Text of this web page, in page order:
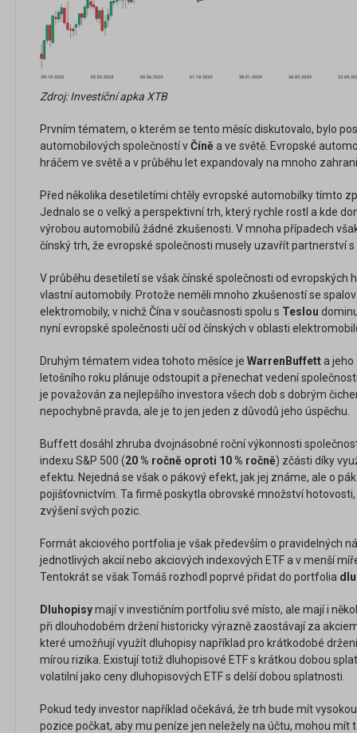
Zdroj: Investiční apka XTB
Prvním tématem, o kterém se tento měsíc diskutovalo, bylo
automobilových společností vČíněa ve světě. Evropské
hráčem ve světě a v průběhu let expandovaly na mnoho
Před několika desetiletími chtěly evropské automobilky tímto
Jednalo se o velký a perspektivní trh, který rychle rostl a kde
výrobou automobilů žádné zkušenosti. V mnoha případech
čínský trh, že evropské společnosti musely uzavřít partnerství
V průběhu desetiletí se však čínské společnosti od evropských
vlastní automobily. Protože neměli mnoho zkušeností se
elektromobily, v nichž Čína v současnosti spolu s Teslou
nyní evropské společnosti učí od čínských v oblasti
Druhým tématem videa tohoto měsíce je WarrenBuffetta jeho
letošního roku plánuje odstoupit a přenechat vedení
je považován za nejlepšího investora všech dob s dobrým
nepochybně pravda, ale je to jen jeden z důvodů jeho úspěchu.
Buffett dosáhl zhruba dvojnásobné roční výkonnosti
indexu S&P 500 (20 % ročně oproti 10 % ročně) zčásti díky
efektu. Nejedná se však o pákový efekt, jak jej známe, ale o
pojišťovnictvím. Ta firmě poskytla obrovské množství
zvýšení svých pozic.
Formát akciového portfolia je však především o pravidelných
jednotlivých akcií nebo akciových indexových ETF a v menší
Tentokrát se však Tomáš rozhodl poprvé přidat do portfolia
Dluhopisymají v investičním portfoliu své místo, ale mají i
při dlouhodobém držení historicky výrazně zaostávají za
které umožňují využít dluhopisy například pro krátkodobé
mírou rizika. Existují totiž dluhopisové ETF s krátkou dobou
volatilní jako ceny dluhopisových ETF s delší dobou splatnosti.
Pokud tedy investor například očekává, že trh bude mít
pozice počkat, aby mu peníze jen neležely na účtu, mohou mít